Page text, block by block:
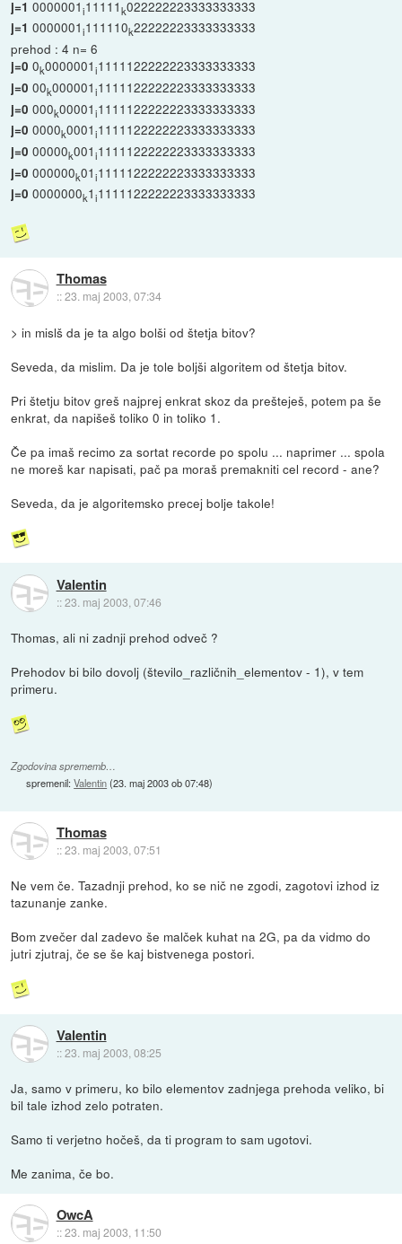
j=1 0000001i11111k022222223333333333
j=1 0000001i111110k22222223333333333
prehod : 4 n= 6
j=0 0k0000001i1111122222223333333333
j=0 00k000001i1111122222223333333333
j=0 000k00001i1111122222223333333333
j=0 0000k0001i1111122222223333333333
j=0 00000k001i1111122222223333333333
j=0 000000k01i1111122222223333333333
j=0 0000000k1i1111122222223333333333
Thomas
::23. maj 2003, 07:34
> in mislš da je ta algo bolši od štetja bitov?
Seveda, da mislim. Da je tole boljši algoritem od štetja bitov.
Pri štetju bitov greš najprej enkrat skoz da prešteješ, potem pa še
enkrat, da napišeš toliko 0 in toliko 1.
Če pa imaš recimo za sortat recorde po spolu ... naprimer ... spola
ne moreš kar napisati, pač pa moraš premakniti cel record - ane?
Seveda, da je algoritemsko precej bolje takole!
Valentin
::23. maj 2003, 07:46
Thomas, ali ni zadnji prehod odveč ?
Prehodov bi bilo dovolj (število_različnih_elementov - 1), v tem
primeru.
Zgodovina sprememb…
spremenil:Valentin(23. maj 2003 ob 07:48)
Thomas
::23. maj 2003, 07:51
Ne vem če. Tazadnji prehod, ko se nič ne zgodi, zagotovi izhod iz
tazunanje zanke.
Bom zvečer dal zadevo še malček kuhat na 2G, pa da vidmo do
jutri zjutraj, če se še kaj bistvenega postori.
Valentin
::23. maj 2003, 08:25
Ja, samo v primeru, ko bilo elementov zadnjega prehoda veliko, bi
bil tale izhod zelo potraten.
Samo ti verjetno hočeš, da ti program to sam ugotovi.
Me zanima, če bo.
OwcA
::23. maj 2003, 11:50